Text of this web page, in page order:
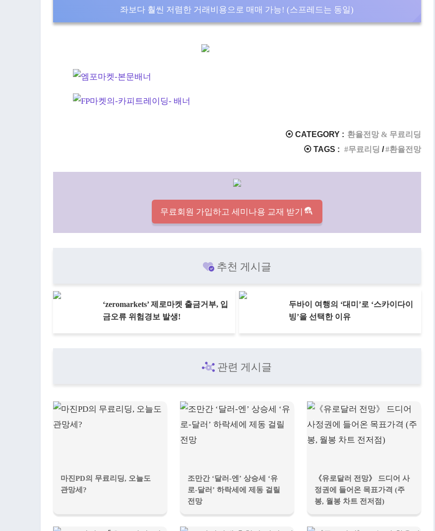
좌보다 훨씬 저렴한 거래비용으로 매매 가능! (스프레드는 동일)
⦿ CATEGORY : 환율전망 & 무료리딩
⦿ TAGS :
무료리딩 환율전망
무료회원 가입하고 세미나용 교재 받기
추천 게시글
‘zeromarkets’ 제로마켓 출금거부, 입
금오류 위험경보 발생!
두바이 여행의 ‘대미’로 ‘스카이다이
빙’을 선택한 이유
관련 게시글
마진PD의 무료리딩, 오늘도
관망세?
조만간 ‘달러-엔’ 상승세 ‘유
로-달러’ 하락세에 제동 걸릴
전망
《유로달러 전망》 드디어 사
정권에 들어온 목표가격 (주
봉, 월봉 차트 전저점)